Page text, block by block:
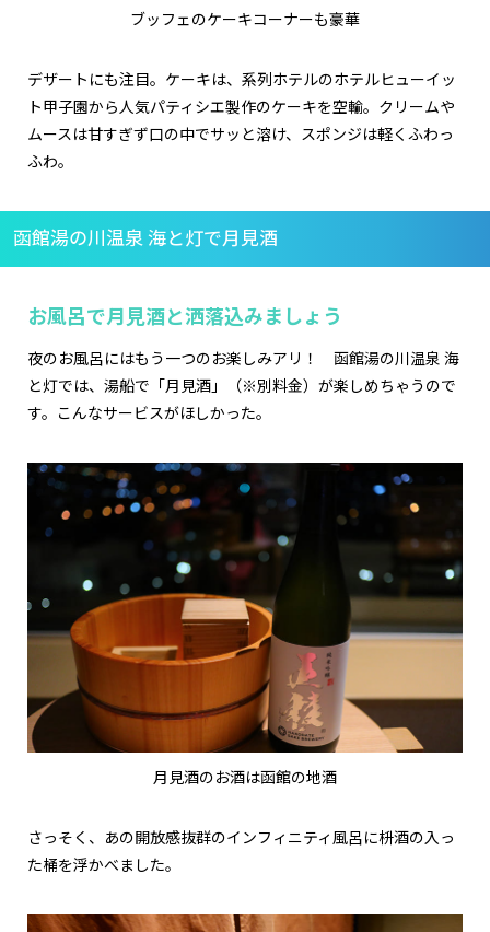
ブッフェのケーキコーナーも豪華
デザートにも注目。ケーキは、系列ホテルのホテルヒューイッ
ト甲子園から人気パティシエ製作のケーキを空輸。クリームや
ムースは甘すぎず口の中でサッと溶け、スポンジは軽くふわっ
ふわ。
函館湯の川温泉 海と灯で月見酒
お風呂で月見酒と洒落込みましょう
夜のお風呂にはもう一つのお楽しみアリ！ 函館湯の川温泉 海
と灯では、湯船で「月見酒」（※別料金）が楽しめちゃうので
す。こんなサービスがほしかった。
月見酒のお酒は函館の地酒
さっそく、あの開放感抜群のインフィニティ風呂に枡酒の入っ
た桶を浮かべました。